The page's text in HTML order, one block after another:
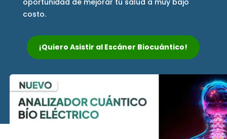
oportunidad de mejorar tu salud a muy bajo
costo.
¡Quiero Asistir al Escáner Biocuántico!